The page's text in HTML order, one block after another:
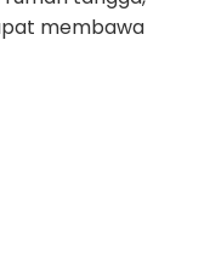
membawa